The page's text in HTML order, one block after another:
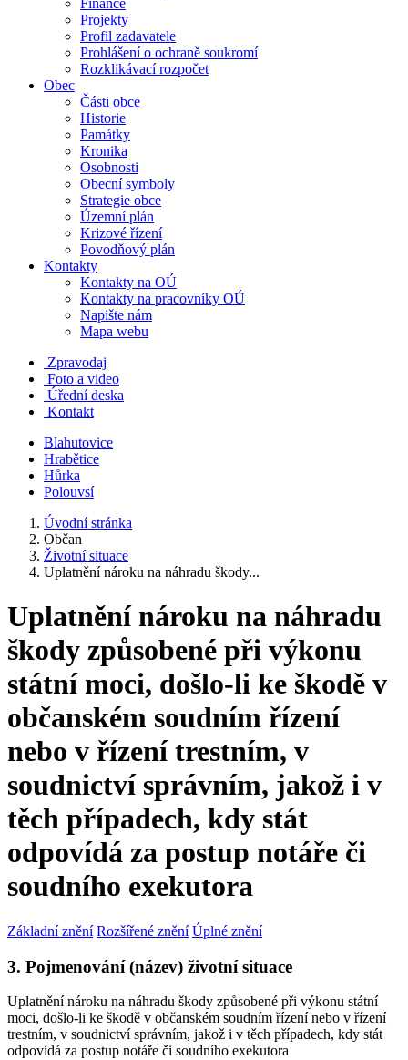
Finance
Projekty
Profil zadavatele
Prohlášení o ochraně soukromí
Rozklikávací rozpočet
Obec
Části obce
Historie
Památky
Kronika
Osobnosti
Obecní symboly
Strategie obce
Územní plán
Krizové řízení
Povodňový plán
Kontakty
Kontakty na OÚ
Kontakty na pracovníky OÚ
Napište nám
Mapa webu
Zpravodaj
Foto a video
Úřední deska
Kontakt
Blahutovice
Hrabětice
Hůrka
Polouvsí
Úvodní stránka
Občan
Životní situace
Uplatnění nároku na náhradu škody...
Uplatnění nároku na náhradu
škody způsobené při výkonu
státní moci, došlo-li ke škodě v
občanském soudním řízení
nebo v řízení trestním, v
soudnictví správním, jakož i v
těch případech, kdy stát
odpovídá za postup notáře či
soudního exekutora
Základní znění Rozšířené znění Úplné znění
3. Pojmenování (název) životní situace
Uplatnění nároku na náhradu škody způsobené při výkonu státní
moci, došlo-li ke škodě v občanském soudním řízení nebo v řízení
trestním, v soudnictví správním, jakož i v těch případech, kdy stát
odpovídá za postup notáře či soudního exekutora